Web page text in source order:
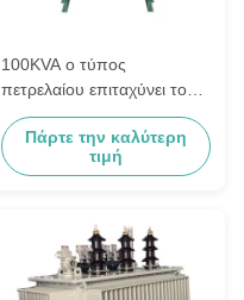
100KVA ο τύπος
πετρελαίου επιταχύνει το
μετασχηματιστή Dyn11
6.3/6.6KV Πολωνός-που
τοποθετείται
Πάρτε την καλύτερη
τιμή